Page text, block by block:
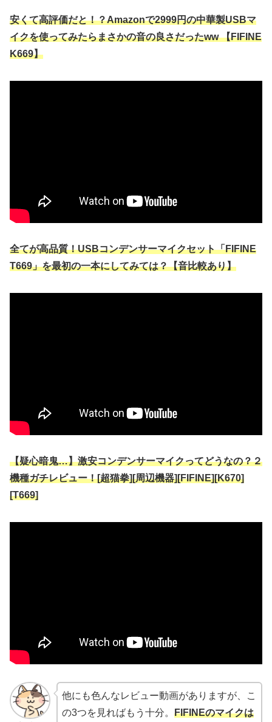
安くて高評価だと！？Amazonで2999円の中華製USBマ
イクを使ってみたらまさかの音の良さだったww 【FIFINE
K669】
全てが高品質！USBコンデンサーマイクセット「FIFINE
T669」を最初の一本にしてみては？【音比較あり】
【疑心暗鬼…】激安コンデンサーマイクってどうなの？２
機種ガチレビュー！[超猫拳][周辺機器][FIFINE][K670]
[T669]
他にも色んなレビュー動画がありますが、こ
の3つを見ればもう十分。 FIFINEのマイクは